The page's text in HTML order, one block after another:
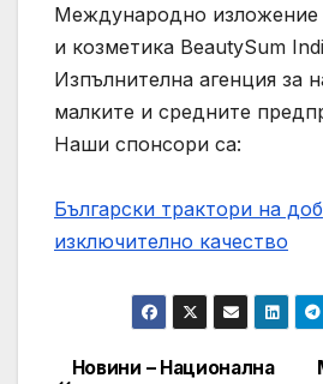
Международно
и козметика BeautySum
Изпълнителна агенция за
малките и средните
Наши спонсори са:
Български трактори на
изключително качество
Новини – Национална